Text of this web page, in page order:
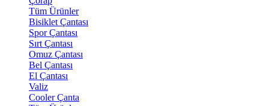
Tüm Ürünler
Bisiklet Çantası
Spor Çantası
Sırt Çantası
Omuz Çantası
Bel Çantası
El Çantası
Valiz
Cooler Çanta